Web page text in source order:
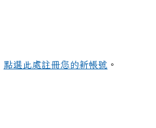
點選此處註冊您的新帳號 。